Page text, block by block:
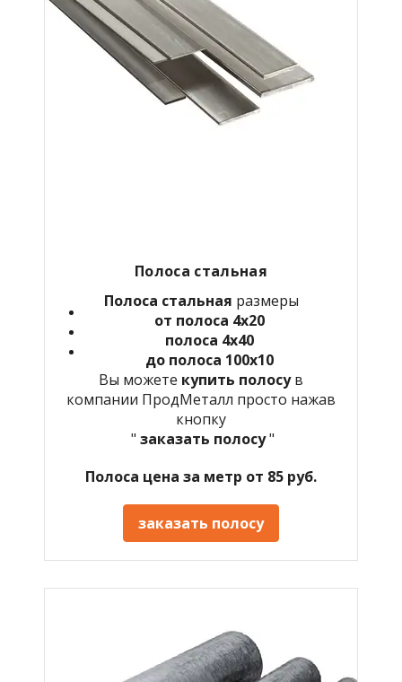
Полоса стальная
Полоса стальная размеры
от полоса 4х20
полоса 4х40
до полоса 100х10
Вы можете купить полосув
компании ПродМеталл просто нажав
кнопку
" заказать полосу"
Полоса цена за метр от 85 руб.
заказать полосу